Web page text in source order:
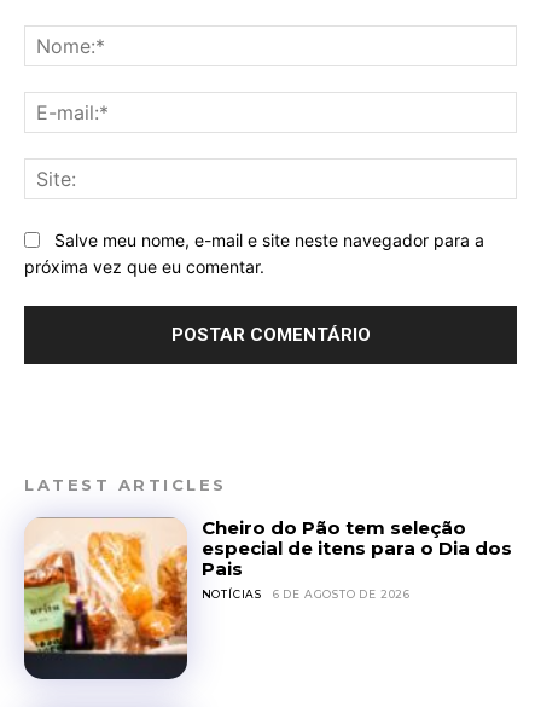
Salve meu nome, e-mail e site neste navegador para a
próxima vez que eu comentar.
LATEST ARTICLES
Cheiro do Pão tem seleção
especial de itens para o Dia dos
Pais
NOTÍCIAS 6 DE AGOSTO DE 2026